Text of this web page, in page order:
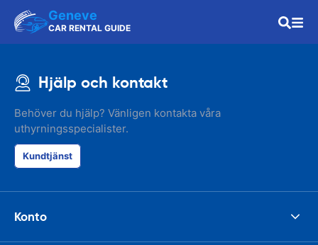
Geneve
CAR RENTAL GUIDE
Hjälp och kontakt
Behöver du hjälp? Vänligen kontakta våra
uthyrningsspecialister.
Kundtjänst
Konto